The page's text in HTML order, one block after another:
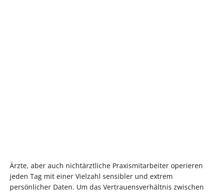
Ärzte, aber auch nichtärztliche Praxismitarbeiter operieren
jeden Tag mit einer Vielzahl sensibler und extrem
persönlicher Daten. Um das Vertrauensverhältnis zwischen